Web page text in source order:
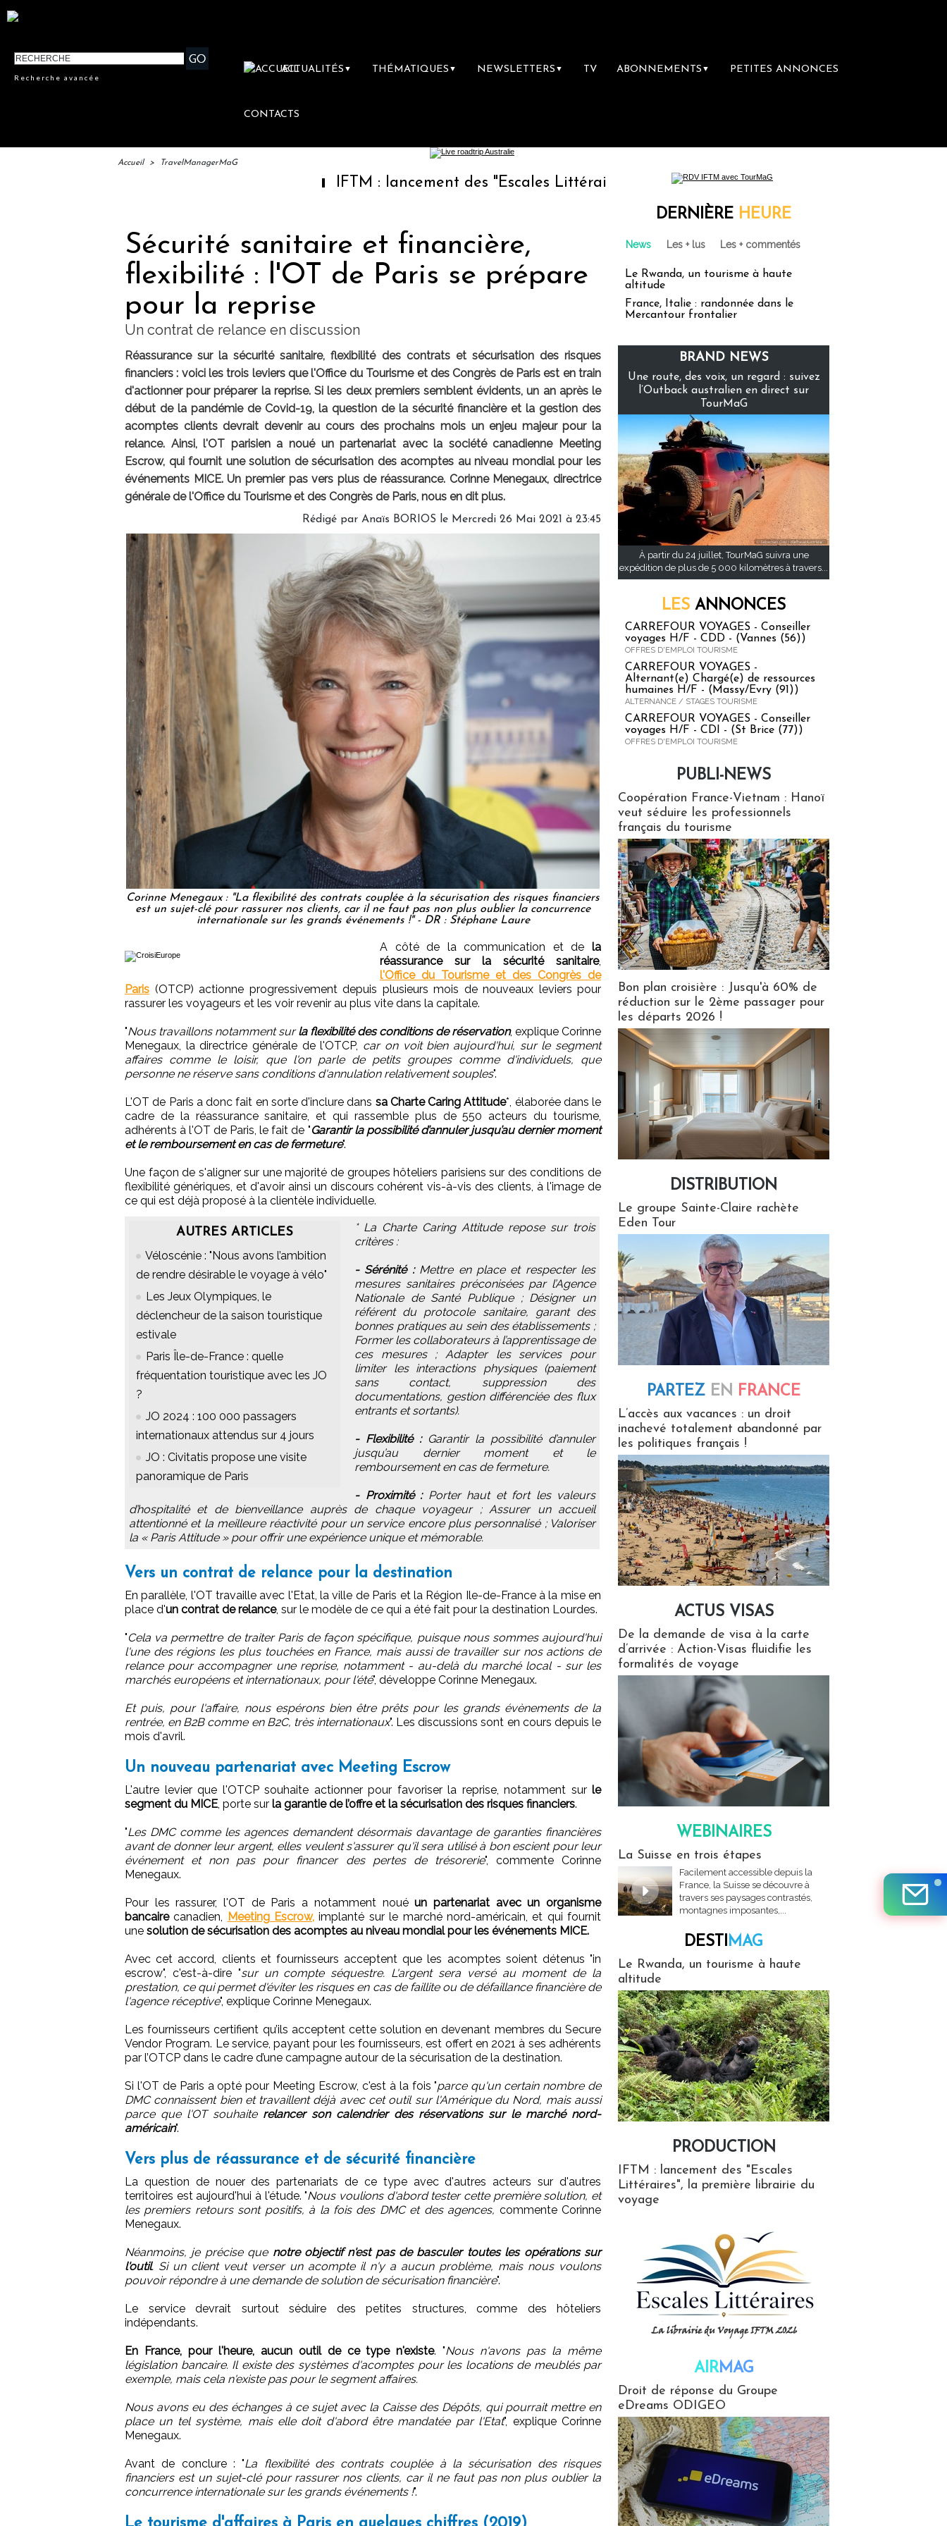
Recherche avancée
ACTUALITÉS ▼ THÉMATIQUES ▼ NEWSLETTERS ▼ TV ABONNEMENTS ▼ PETITES ANNONCES
CONTACTS
Accueil > TravelManagerMaG
IFTM : lancement des "Escales Littéraires", la première librairie du voyage
Sécurité sanitaire et financière,
flexibilité : l'OT de Paris se prépare
pour la reprise
Un contrat de relance en discussion
Réassurance sur la sécurité sanitaire, flexibilité des contrats et sécurisation des risques
financiers : voici les trois leviers que l'Office du Tourisme et des Congrès de Paris est en train
d'actionner pour préparer la reprise. Si les deux premiers semblent évidents, un an après le
début de la pandémie de Covid-19, la question de la sécurité financière et la gestion des
acomptes clients devrait devenir au cours des prochains mois un enjeu majeur pour la
relance. Ainsi, l'OT parisien a noué un partenariat avec la société canadienne Meeting
Escrow, qui fournit une solution de sécurisation des acomptes au niveau mondial pour les
événements MICE. Un premier pas vers plus de réassurance. Corinne Menegaux, directrice
générale de l'Office du Tourisme et des Congrès de Paris, nous en dit plus.
Rédigé par Anaïs BORIOS le Mercredi 26 Mai 2021 à 23:45
Corinne Menegaux : "La flexibilité des contrats couplée à la sécurisation des risques financiers
est un sujet-clé pour rassurer nos clients, car il ne faut pas non plus oublier la concurrence
internationale sur les grands événements !" - DR : Stéphane Laure
A côté de la communication et de la
réassurance sur la sécurité sanitaire,
l'Office du Tourisme et des Congrès de
Paris (OTCP) actionne progressivement depuis plusieurs mois de nouveaux leviers pour
rassurer les voyageurs et les voir revenir au plus vite dans la capitale.
"Nous travaillons notamment surla flexibilité des conditions de réservation, explique Corinne
Menegaux, la directrice générale de l'OTCP, car on voit bien aujourd'hui, sur le segment
affaires comme le loisir, que l'on parle de petits groupes comme d'individuels, que
personne ne réserve sans conditions d'annulation relativement souples".
L'OT de Paris a donc fait en sorte d'inclure dans sa Charte Caring Attitude*, élaborée dans le
cadre de la réassurance sanitaire, et qui rassemble plus de 550 acteurs du tourisme,
adhérents à l'OT de Paris, le fait de "Garantir la possibilité d’annuler jusqu’au dernier moment
et le remboursement en cas de fermeture".
Une façon de s'aligner sur une majorité de groupes hôteliers parisiens sur des conditions de
flexibilité génériques, et d'avoir ainsi un discours cohérent vis-à-vis des clients, à l'image de
ce qui est déjà proposé à la clientèle individuelle.
AUTRES ARTICLES
Véloscénie : "Nous avons l’ambition
de rendre désirable le voyage à vélo"
Les Jeux Olympiques, le
déclencheur de la saison touristique
estivale
Paris Île-de-France : quelle
fréquentation touristique avec les JO
?
JO 2024 : 100 000 passagers
internationaux attendus sur 4 jours
JO : Civitatis propose une visite
panoramique de Paris
* La Charte Caring Attitude repose sur trois
critères :
- Sérénité :Mettre en place et respecter les
mesures sanitaires préconisées par l’Agence
Nationale de Santé Publique ; Désigner un
référent du protocole sanitaire, garant des
bonnes pratiques au sein des établissements ;
Former les collaborateurs à l’apprentissage de
ces mesures ; Adapter les services pour
limiter les interactions physiques (paiement
sans contact, suppression des
documentations, gestion différenciée des flux
entrants et sortants).
- Flexibilité :Garantir la possibilité d’annuler
jusqu’au dernier moment et le
remboursement en cas de fermeture.
- Proximité :Porter haut et fort les valeurs
d’hospitalité et de bienveillance auprès de chaque voyageur ; Assurer un accueil
attentionné et la meilleure réactivité pour un service encore plus personnalisé ; Valoriser
la « Paris Attitude » pour offrir une expérience unique et mémorable.
Vers un contrat de relance pour la destination
En parallèle, l'OT travaille avec l'Etat, la ville de Paris et la Région Ile-de-France à la mise en
place d'un contrat de relance, sur le modèle de ce qui a été fait pour la destination Lourdes.
"Cela va permettre de traiter Paris de façon spécifique, puisque nous sommes aujourd'hui
l'une des régions les plus touchées en France, mais aussi de travailler sur nos actions de
relance pour accompagner une reprise, notamment - au-delà du marché local - sur les
marchés européens et internationaux, pour l'été", développe Corinne Menegaux.
Et puis, pour l'affaire, nous espérons bien être prêts pour les grands évènements de la
rentrée, en B2B comme en B2C, très internationaux". Les discussions sont en cours depuis le
mois d'avril.
Un nouveau partenariat avec Meeting Escrow
L'autre levier que l'OTCP souhaite actionner pour favoriser la reprise, notamment sur le
segment du MICE, porte sur la garantie de l’offre et la sécurisation des risques financiers.
"Les DMC comme les agences demandent désormais davantage de garanties financières
avant de donner leur argent, elles veulent s'assurer qu'il sera utilisé à bon escient pour leur
événement et non pas pour financer des pertes de trésorerie", commente Corinne
Menegaux.
Pour les rassurer, l'OT de Paris a notamment nouéun partenariat avec un organisme
bancairecanadien, Meeting Escrow, implanté sur le marché nord-américain, et qui fournit
une solution de sécurisation des acomptes au niveau mondial pour les événements MICE.
Avec cet accord, clients et fournisseurs acceptent que les acomptes soient détenus "in
escrow", c'est-à-dire "sur un compte séquestre. L'argent sera versé au moment de la
prestation, ce qui permet d'éviter les risques en cas de faillite ou de défaillance financière de
l'agence réceptive", explique Corinne Menegaux.
Les fournisseurs certifient qu’ils acceptent cette solution en devenant membres du Secure
Vendor Program. Le service, payant pour les fournisseurs, est offert en 2021 à ses adhérents
par l’OTCP dans le cadre d’une campagne autour de la sécurisation de la destination.
Si l'OT de Paris a opté pour Meeting Escrow, c'est à la fois "parce qu'un certain nombre de
DMC connaissent bien et travaillent déjà avec cet outil sur l'Amérique du Nord, mais aussi
parce que l'OT souhaite relancer son calendrier des réservations sur le marché nord-
américain".
Vers plus de réassurance et de sécurité financière
La question de nouer des partenariats de ce type avec d'autres acteurs sur d'autres
territoires est aujourd'hui à l'étude. "Nous voulions d'abord tester cette première solution, et
les premiers retours sont positifs, à la fois des DMC et des agences, commente Corinne
Menegaux.
Néanmoins, je précise que notre objectif n'est pas de basculer toutes les opérations sur
l'outil. Si un client veut verser un acompte il n'y a aucun problème, mais nous voulons
pouvoir répondre à une demande de solution de sécurisation financière".
Le service devrait surtout séduire des petites structures, comme des hôteliers
indépendants.
En France, pour l'heure, aucun outil de ce type n'existe. "Nous n'avons pas la même
législation bancaire. Il existe des systèmes d'acomptes pour les locations de meublés par
exemple, mais cela n'existe pas pour le segment affaires.
Nous avons eu des échanges à ce sujet avec la Caisse des Dépôts, qui pourrait mettre en
place un tel système, mais elle doit d'abord être mandatée par l'Etat", explique Corinne
Menegaux.
Avant de conclure : "La flexibilité des contrats couplée à la sécurisation des risques
financiers est un sujet-clé pour rassurer nos clients, car il ne faut pas non plus oublier la
concurrence internationale sur les grands événements !".
DERNIÈRE HEURE
News Les + lus Les + commentés
Le Rwanda, un tourisme à haute
altitude
France, Italie : randonnée dans le
Mercantour frontalier
BRAND NEWS
Une route, des voix, un regard : suivez
l’Outback australien en direct sur
TourMaG
À partir du 24 juillet, TourMaG suivra une
expédition de plus de 5 000 kilomètres à travers...
LES ANNONCES
CARREFOUR VOYAGES - Conseiller
voyages H/F - CDD - (Vannes (56))
OFFRES D'EMPLOI TOURISME
CARREFOUR VOYAGES -
Alternant(e) Chargé(e) de ressources
humaines H/F - (Massy/Evry (91))
ALTERNANCE / STAGES TOURISME
CARREFOUR VOYAGES - Conseiller
voyages H/F - CDI - (St Brice (77))
OFFRES D'EMPLOI TOURISME
PUBLI-NEWS
Coopération France-Vietnam : Hanoï
veut séduire les professionnels
français du tourisme
Bon plan croisière : Jusqu'à 60% de
réduction sur le 2ème passager pour
les départs 2026 !
DISTRIBUTION
Le groupe Sainte-Claire rachète
Eden Tour
PARTEZ EN FRANCE
L’accès aux vacances : un droit
inachevé totalement abandonné par
les politiques français !
ACTUS VISAS
De la demande de visa à la carte
d’arrivée : Action-Visas fluidifie les
formalités de voyage
WEBINAIRES
La Suisse en trois étapes
Facilement accessible depuis la
France, la Suisse se découvre à
travers ses paysages contrastés,
montagnes imposantes,...
DESTIMAG
Le Rwanda, un tourisme à haute
altitude
PRODUCTION
IFTM : lancement des "Escales
Littéraires", la première librairie du
voyage
AIRMAG
Droit de réponse du Groupe
eDreams ODIGEO